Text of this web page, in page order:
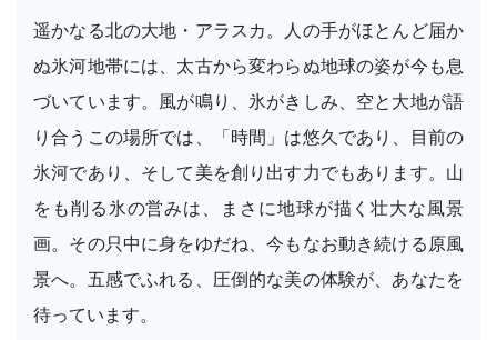
遥かなる北の大地・アラスカ。人の手がほとんど届か
ぬ氷河地帯には、太古から変わらぬ地球の姿が今も息
づいています。風が鳴り、氷がきしみ、空と大地が語
り合うこの場所では、「時間」は悠久であり、目前の
氷河であり、そして美を創り出す力でもあります。山
をも削る氷の営みは、まさに地球が描く壮大な風景
画。その只中に身をゆだね、今もなお動き続ける原風
景へ。五感でふれる、圧倒的な美の体験が、あなたを
待っています。